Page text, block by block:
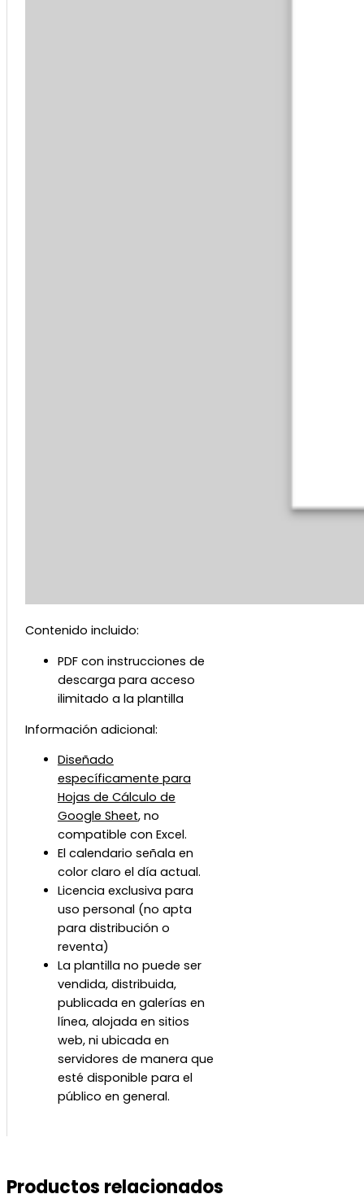
Contenido incluido:
PDF con instrucciones de
descarga para acceso
ilimitado a la plantilla
Información adicional:
Diseñado
específicamente para
Hojas de Cálculo de
Google Sheet, no
compatible con Excel.
El calendario señala en
color claro el día actual.
Licencia exclusiva para
uso personal (no apta
para distribución o
reventa)
La plantilla no puede ser
vendida, distribuida,
publicada en galerías en
línea, alojada en sitios
web, ni ubicada en
servidores de manera que
esté disponible para el
público en general.
Productos relacionados